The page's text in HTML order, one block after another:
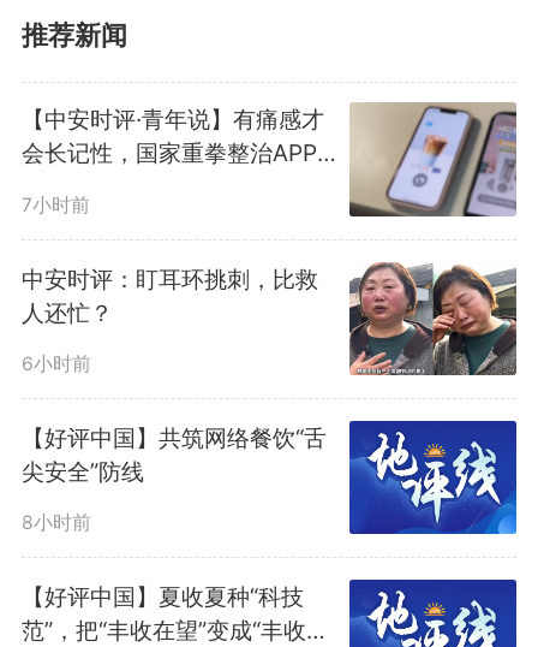
所谓的“减肥神药”，核心成分
一般是司美格鲁肽或替尔泊肽。它
们原本是用于治疗2型糖尿病和肥
胖症的处方药，绝非所有人都能随
意使用的“瘦身零食”。根据国家卫
健委发布的《肥胖症诊疗指南
（2024年版）》，这类药物仅适
推荐新闻
【中安时评·青年说】有痛感才
会长记性，国家重拳整治APP
7小时前
中安时评：盯耳环挑刺，比救
人还忙？
6小时前
【好评中国】共筑网络餐饮“舌
尖安全”防线
8小时前
【好评中国】夏收夏种“科技
范”，把“丰收在望”变成“丰收到